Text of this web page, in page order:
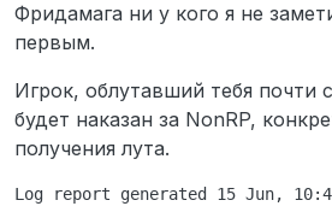
Фридамага ни у кого я не
первым.
Игрок, облутавший тебя почти
будет наказан за NonRP,
получения лута.
Log report generated 15 Jun,